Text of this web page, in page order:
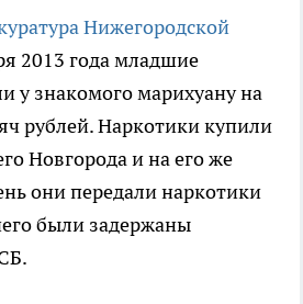
Нижегородской
2013 года младшие
у знакомого марихуану на
рублей. Наркотики купили
Новгорода и на его же
они передали наркотики
были задержаны